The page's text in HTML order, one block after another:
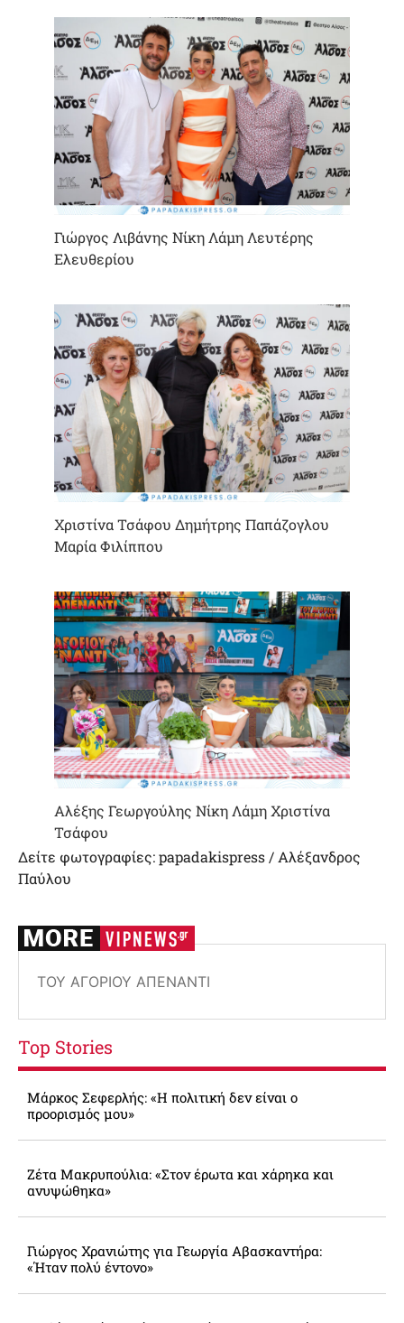
Γιώργος Λιβάνης Νίκη Λάμη Λευτέρης
Ελευθερίου
Χριστίνα Τσάφου Δημήτρης Παπάζογλου
Μαρία Φιλίππου
Αλέξης Γεωργούλης Νίκη Λάμη Χριστίνα
Τσάφου
Δείτε φωτογραφίες: papadakispress / Αλέξανδρος
Παύλου
ΤΟΥ ΑΓΟΡΙΟΎ ΑΠΈΝΑΝΤΙ
Top Stories
Μάρκος Σεφερλής: «Η πολιτική δεν είναι ο
προορισμός μου»
Ζέτα Μακρυπούλια: «Στον έρωτα και χάρηκα και
ανυψώθηκα»
Γιώργος Χρανιώτης για Γεωργία Αβασκαντήρα:
«Ήταν πολύ έντονο»